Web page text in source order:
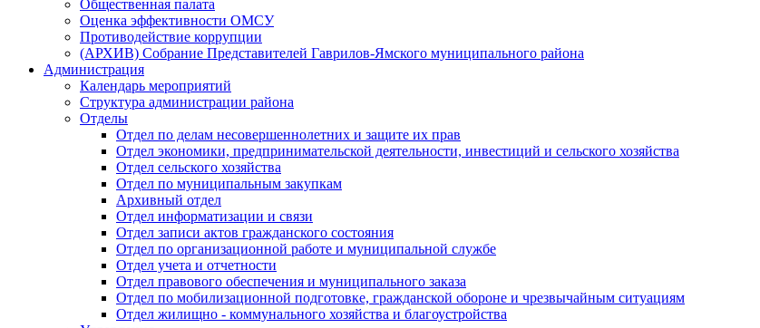
Общественная палата
Оценка эффективности ОМСУ
Противодействие коррупции
(АРХИВ) Собрание Представителей Гаврилов-Ямского муниципального района
Администрация
Календарь мероприятий
Структура администрации района
Отделы
Отдел по делам несовершеннолетних и защите их прав
Отдел экономики, предпринимательской деятельности, инвестиций и сельского хозяйства
Отдел сельского хозяйства
Отдел по муниципальным закупкам
Архивный отдел
Отдел информатизации и связи
Отдел записи актов гражданского состояния
Отдел по организационной работе и муниципальной службе
Отдел учета и отчетности
Отдел правового обеспечения и муниципального заказа
Отдел по мобилизационной подготовке, гражданской обороне и чрезвычайным ситуациям
Отдел жилищно - коммунального хозяйства и благоустройства